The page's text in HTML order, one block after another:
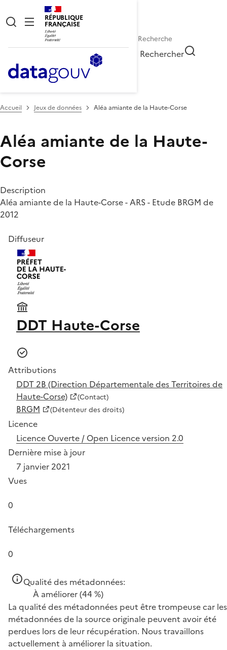
RÉPUBLIQUE
FRANÇAISE
Rechercher
Accueil Jeux de données Aléa amiante de la Haute-Corse
Aléa amiante de la Haute-
Corse
Description
Aléa amiante de la Haute-Corse - ARS - Etude BRGM de
2012
Diffuseur
DDT Haute-Corse
Attributions
DDT 2B (Direction Départementale des Territoires de
Haute-Corse)
(Contact)
BRGM (Détenteur des droits)
Licence
Licence Ouverte / Open Licence version 2.0
Dernière mise à jour
7 janvier 2021
Vues
0
Téléchargements
0
Qualité des métadonnées:
À améliorer(44 %)
La qualité des métadonnées peut être trompeuse car les
métadonnées de la source originale peuvent avoir été
perdues lors de leur récupération. Nous travaillons
actuellement à améliorer la situation.